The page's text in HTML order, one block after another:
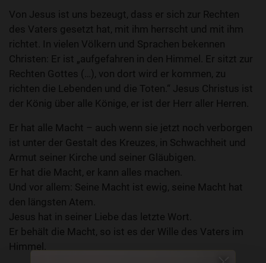
Von Jesus ist uns bezeugt, dass er sich zur Rechten
des Vaters gesetzt hat, mit ihm herrscht und mit ihm
richtet. In vielen Völkern und Sprachen bekennen
Christen: Er ist „auf­gefahren in den Himmel. Er sitzt zur
Rechten Gottes (…), von dort wird er kommen, zu
richten die Lebenden und die Toten.“ Jesus Christus ist
der König über alle Könige, er ist der Herr aller Herren.
Er hat alle Macht – auch wenn sie jetzt noch verborgen
ist unter der Gestalt des Kreuzes, in Schwachheit und
Armut seiner Kirche und seiner Gläubigen.
Er hat die Macht, er kann alles machen.
Und vor allem: Seine Macht ist ewig, seine Macht hat
den längsten Atem.
Jesus hat in seiner Liebe das letzte Wort.
Er behält die Macht, so ist es der Wille des Vaters im
Himmel.